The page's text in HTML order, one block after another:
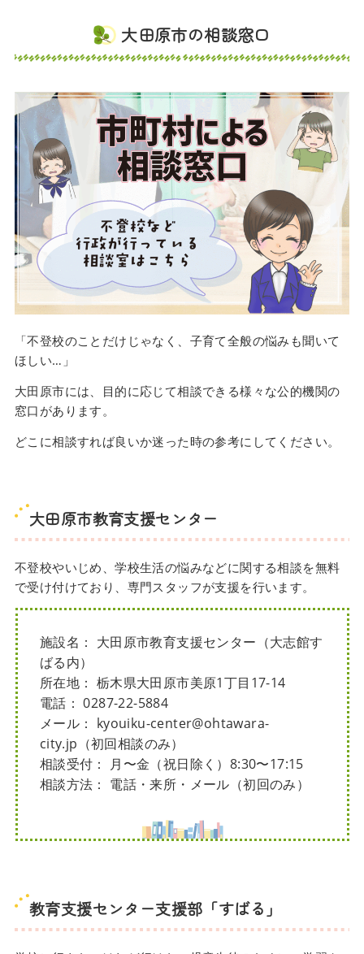
大田原市の相談窓口
「不登校のことだけじゃなく、子育て全般の悩みも聞いて
ほしい…」
大田原市には、目的に応じて相談できる様々な公的機関の
窓口があります。
どこに相談すれば良いか迷った時の参考にしてください。
大田原市教育支援センター
不登校やいじめ、学校生活の悩みなどに関する相談を無料
で受け付けており、専門スタッフが支援を行います。
施設名： 大田原市教育支援センター（大志館す
ばる内）
所在地： 栃木県大田原市美原1丁目17-14
電話： 0287-22-5884
メール： kyouiku-center@ohtawara-
city.jp（初回相談のみ）
相談受付： 月〜金（祝日除く）8:30〜17:15
相談方法： 電話・来所・メール（初回のみ）
教育支援センター支援部「すばる」